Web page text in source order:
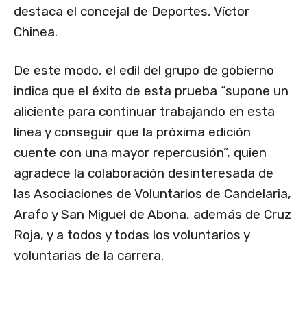
destaca el concejal de Deportes, Víctor
Chinea.
De este modo, el edil del grupo de gobierno
indica que el éxito de esta prueba “supone un
aliciente para continuar trabajando en esta
línea y conseguir que la próxima edición
cuente con una mayor repercusión”, quien
agradece la colaboración desinteresada de
las Asociaciones de Voluntarios de Candelaria,
Arafo y San Miguel de Abona, además de Cruz
Roja, y a todos y todas los voluntarios y
voluntarias de la carrera.